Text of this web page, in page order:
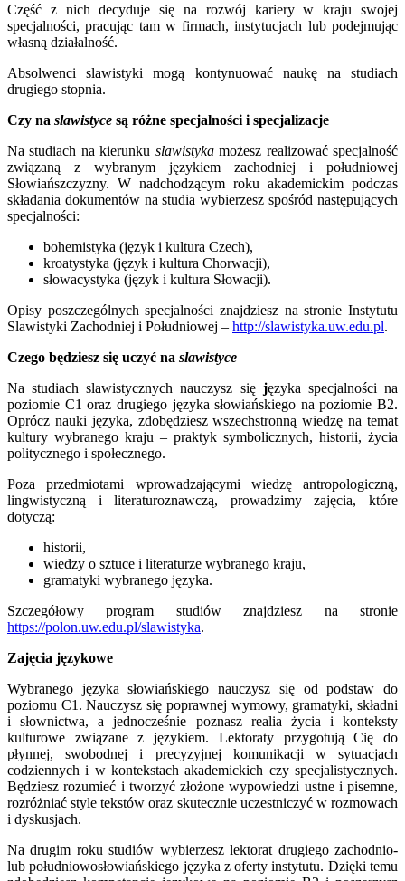
Część z nich decyduje się na rozwój kariery w kraju swojej
specjalności, pracując tam w firmach, instytucjach lub podejmując
własną działalność.
Absolwenci slawistyki mogą kontynuować naukę na studiach
drugiego stopnia.
Czy na slawistyce są różne specjalności i specjalizacje
Na studiach na kierunku slawistykamożesz realizować specjalność
związaną z wybranym językiem zachodniej i południowej
Słowiańszczyzny. W nadchodzącym roku akademickim podczas
składania dokumentów na studia wybierzesz spośród następujących
specjalności:
bohemistyka (język i kultura Czech),
kroatystyka (język i kultura Chorwacji),
słowacystyka (język i kultura Słowacji).
Opisy poszczególnych specjalności znajdziesz na stronie Instytutu
Slawistyki Zachodniej i Południowej – http://slawistyka.uw.edu.pl.
Czego będziesz się uczyć na slawistyce
Na studiach slawistycznych nauczysz się języka specjalności na
poziomie C1 oraz drugiego języka słowiańskiego na poziomie B2.
Oprócz nauki języka, zdobędziesz wszechstronną wiedzę na temat
kultury wybranego kraju – praktyk symbolicznych, historii, życia
politycznego i społecznego.
Poza przedmiotami wprowadzającymi wiedzę antropologiczną,
lingwistyczną i literaturoznawczą, prowadzimy zajęcia, które
dotyczą:
historii,
wiedzy o sztuce i literaturze wybranego kraju,
gramatyki wybranego języka.
Szczegółowy program studiów znajdziesz na stronie
https://polon.uw.edu.pl/slawistyka.
Zajęcia językowe
Wybranego języka słowiańskiego nauczysz się od podstaw do
poziomu C1. Nauczysz się poprawnej wymowy, gramatyki, składni
i słownictwa, a jednocześnie poznasz realia życia i konteksty
kulturowe związane z językiem. Lektoraty przygotują Cię do
płynnej, swobodnej i precyzyjnej komunikacji w sytuacjach
codziennych i w kontekstach akademickich czy specjalistycznych.
Będziesz rozumieć i tworzyć złożone wypowiedzi ustne i pisemne,
rozróżniać style tekstów oraz skutecznie uczestniczyć w rozmowach
i dyskusjach.
Na drugim roku studiów wybierzesz lektorat drugiego zachodnio-
lub południowosłowiańskiego języka z oferty instytutu. Dzięki temu